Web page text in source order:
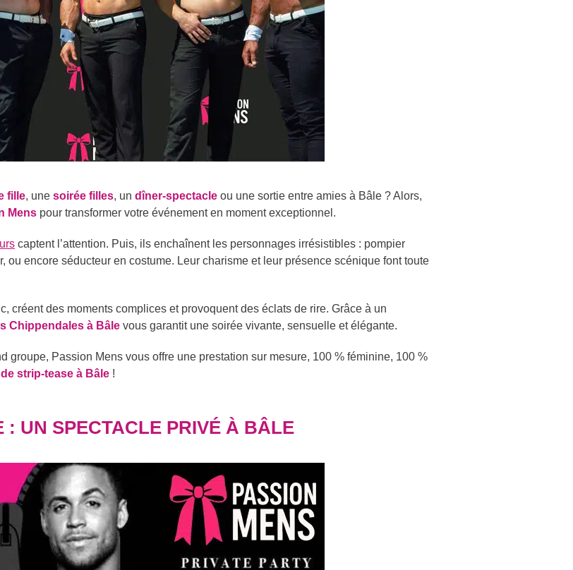
fille, une soirée filles, un dîner-spectacle ou une sortie entre amies à Bâle ? Alors,
Mens pour transformer votre événement en moment exceptionnel.
captent l’attention. Puis, ils enchaînent les personnages irrésistibles : pompier
ou encore séducteur en costume. Leur charisme et leur présence scénique font toute
créent des moments complices et provoquent des éclats de rire. Grâce à un
Chippendales à Bâle vous garantit une soirée vivante, sensuelle et élégante.
groupe, Passion Mens vous offre une prestation sur mesure, 100 % féminine, 100 %
strip-tease à Bâle !
: UN SPECTACLE PRIVÉ À BÂLE